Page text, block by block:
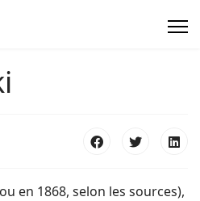
en 1868, selon les sources),